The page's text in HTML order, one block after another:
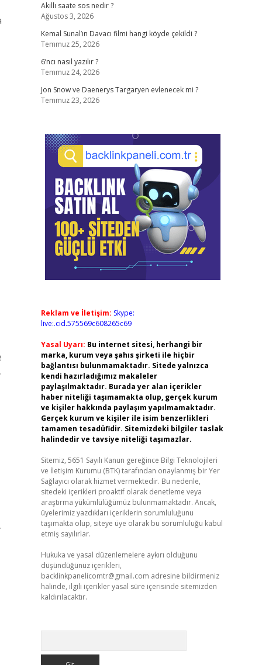
Akıllı saate sos nedir ?
Ağustos 3, 2026
Kemal Sunal’ın Davacı filmi hangi köyde çekildi ?
Temmuz 25, 2026
6’ncı nasıl yazılır ?
Temmuz 24, 2026
Jon Snow ve Daenerys Targaryen evlenecek mi ?
Temmuz 23, 2026
Reklam ve İletişim: Skype:
live:.cid.575569c608265c69
Yasal Uyarı: Bu internet sitesi, herhangi bir
marka, kurum veya şahıs şirketi ile hiçbir
bağlantısı bulunmamaktadır. Sitede yalnızca
kendi hazırladığımız makaleler
paylaşılmaktadır. Burada yer alan içerikler
haber niteliği taşımamakta olup, gerçek kurum
ve kişiler hakkında paylaşım yapılmamaktadır.
Gerçek kurum ve kişiler ile isim benzerlikleri
tamamen tesadüfidir. Sitemizdeki bilgiler taslak
halindedir ve tavsiye niteliği taşımazlar.
Sitemiz, 5651 Sayılı Kanun gereğince Bilgi Teknolojileri
ve İletişim Kurumu (BTK) tarafından onaylanmış bir Yer
Sağlayıcı olarak hizmet vermektedir. Bu nedenle,
sitedeki içerikleri proaktif olarak denetleme veya
araştırma yükümlülüğümüz bulunmamaktadır. Ancak,
üyelerimiz yazdıkları içeriklerin sorumluluğunu
taşımakta olup, siteye üye olarak bu sorumluluğu kabul
etmiş sayılırlar.
Hukuka ve yasal düzenlemelere aykırı olduğunu
düşündüğünüz içerikleri,
backlinkpanelicomtr@gmail.com adresine bildirmeniz
halinde, ilgili içerikler yasal süre içerisinde sitemizden
kaldırılacaktır.